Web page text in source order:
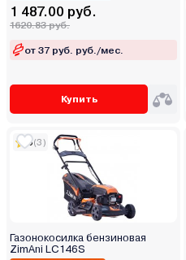
1 487.00 руб.
1620.83 руб.
от 37 руб. руб./мес.
Купить
5(3)
Газонокосилка бензиновая
ZimAni LC146S